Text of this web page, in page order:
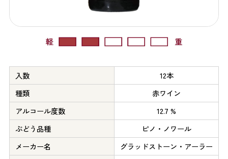
入数
12本
種類
赤ワイン
アルコール度数
12.7 %
ぶどう品種
ピノ・ノワール
メーカー名
グラッドストーン・アーラー